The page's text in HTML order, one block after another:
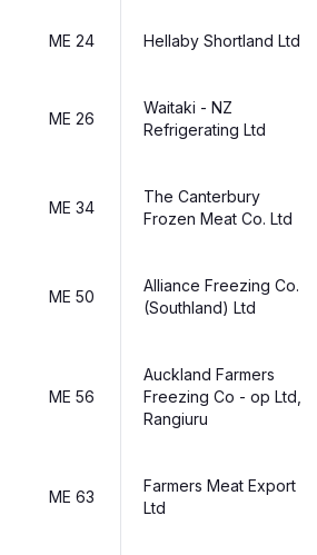
ME 24 Hellaby Shortland Ltd
ME 26
Waitaki - NZ
Refrigerating Ltd
ME 34
The Canterbury
Frozen Meat Co. Ltd
ME 50
Alliance Freezing Co.
(Southland) Ltd
ME 56
Auckland Farmers
Freezing Co - op Ltd,
Rangiuru
ME 63
Farmers Meat Export
Ltd